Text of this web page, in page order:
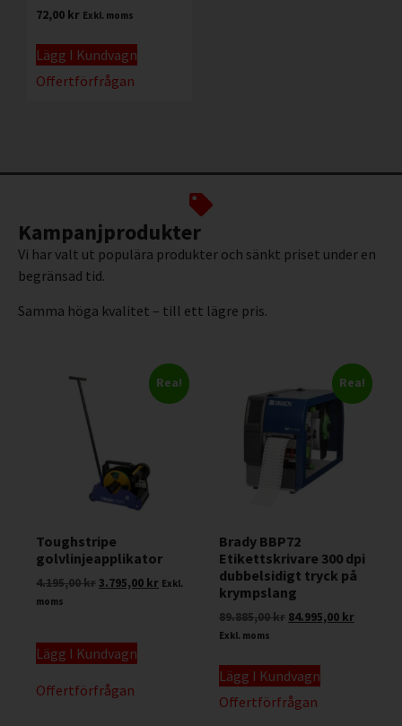
72,00 kr Exkl. moms
Lägg I Kundvagn
Offertförfrågan
Kampanjprodukter
Vi har valt ut populära produkter och sänkt priset under en
begränsad tid.
Samma höga kvalitet – till ett lägre pris.
Rea!
Toughstripe
golvlinjeapplikator
4.195,00kr3.795,00 kr Exkl.
moms
Lägg I Kundvagn
Offertförfrågan
Rea!
Brady BBP72
Etikettskrivare 300 dpi
dubbelsidigt tryck på
krympslang
89.885,00kr 84.995,00 kr
Exkl. moms
Lägg I Kundvagn
Offertförfrågan